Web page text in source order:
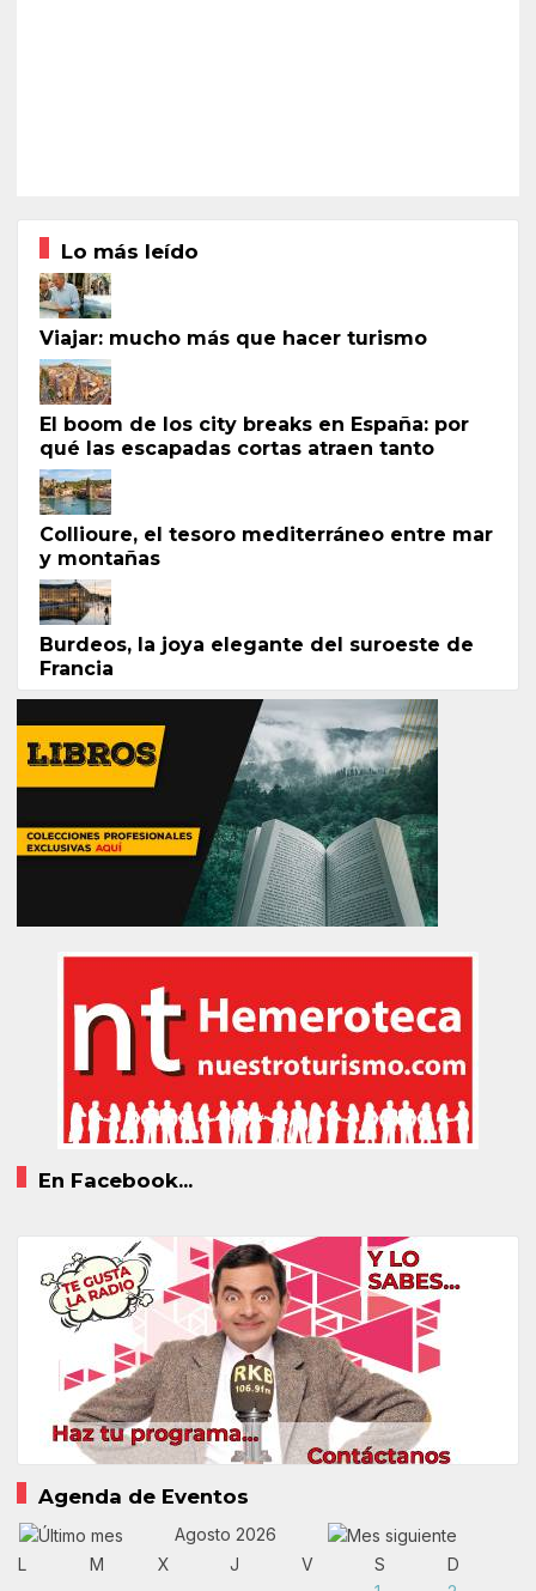
Lo más leído
Viajar: mucho más que hacer turismo
El boom de los city breaks en España: por
qué las escapadas cortas atraen tanto
Collioure, el tesoro mediterráneo entre mar
y montañas
Burdeos, la joya elegante del suroeste de
Francia
En Facebook...
Agenda de Eventos
Agosto 2026
L
M X J V S
D